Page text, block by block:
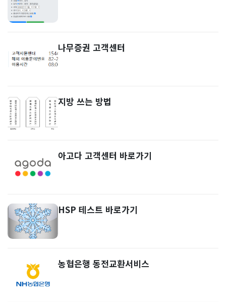
나무증권 고객센터
지방 쓰는 방법
아고다 고객센터 바로가기
HSP 테스트 바로가기
농협은행 동전교환서비스